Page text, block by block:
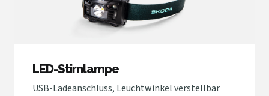
LED-Stirnlampe
USB-Ladeanschluss, Leuchtwinkel verstellbar